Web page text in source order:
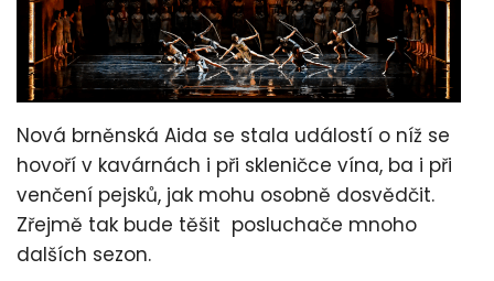
Nová brněnská Aida se stala událostí o níž se
hovoří v kavárnách i při skleničce vína, ba i při
venčení pejsků, jak mohu osobně dosvědčit.
Zřejmě tak bude těšit posluchače mnoho
dalších sezon.